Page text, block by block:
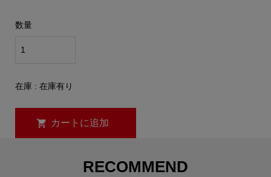
数量
在庫 : 在庫有り
RECOMMEND